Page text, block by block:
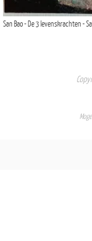
San Bao - De 3 levenskrachten -